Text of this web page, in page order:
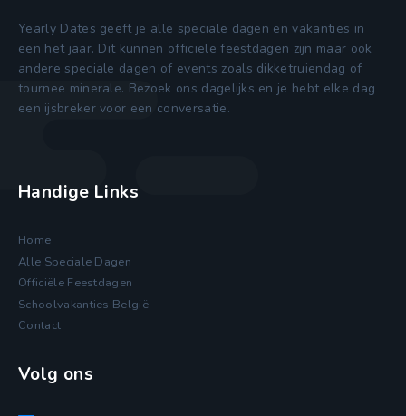
Yearly Dates geeft je alle speciale dagen en vakanties in
een het jaar. Dit kunnen officiele feestdagen zijn maar ook
andere speciale dagen of events zoals dikketruiendag of
tournee minerale. Bezoek ons dagelijks en je hebt elke dag
een ijsbreker voor een conversatie.
Handige Links
Home
Alle Speciale Dagen
Officiële Feestdagen
Schoolvakanties België
Contact
Volg ons